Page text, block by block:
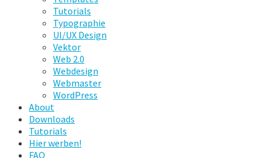
Tutorials
Typographie
UI/UX Design
Vektor
Web 2.0
Webdesign
Webmaster
WordPress
About
Downloads
Tutorials
Hier werben!
FAQ